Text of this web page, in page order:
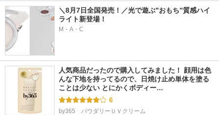
＼8月7日全国発売！／光で遊ぶ”おもち”質感ハイ
ライト新登場！
M・A・C
人気商品だったので購入してみました！ 顔用は色
んな下地を持ってるので、日焼け止め単体を塗る
ことは少ない とにかくボディー…
6
by365　パウダリーＵＶクリーム